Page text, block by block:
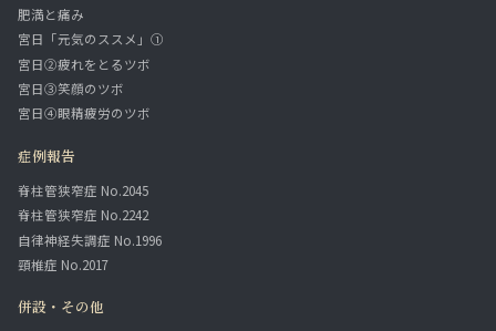
肥満と痛み
宮日「元気のススメ」①
宮日②疲れをとるツボ
宮日③笑顔のツボ
宮日④眼精疲労のツボ
症例報告
脊柱管狭窄症 No.2045
脊柱管狭窄症 No.2242
自律神経失調症 No.1996
頸椎症 No.2017
併設・その他